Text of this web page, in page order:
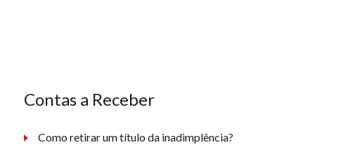
Contas a Receber
Como retirar um título da inadimplência?